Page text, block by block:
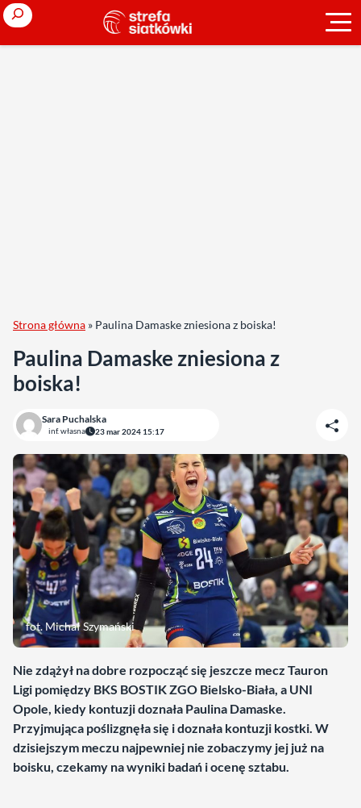
Search
Strona główna » Paulina Damaske zniesiona z boiska!
Paulina Damaske zniesiona z
boiska!
Sara Puchalska
inf. własna 23 mar 2024 15:17
fot. Michał Szymański
Nie zdążył na dobre rozpocząć się jeszcze mecz Tauron
Ligi pomiędzy BKS BOSTIK ZGO Bielsko-Biała, a UNI
Opole, kiedy kontuzji doznała Paulina Damaske.
Przyjmująca poślizgnęła się i doznała kontuzji kostki. W
dzisiejszym meczu najpewniej nie zobaczymy jej już na
boisku, czekamy na wyniki badań i ocenę sztabu.